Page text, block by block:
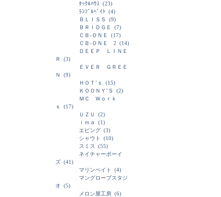
ﾀｯｸﾙﾊｳｽ (23)
ﾗﾝﾌﾞﾙﾍﾞｲﾄ (4)
ＢＬＩＳＳ
(9)
ＢＲＩＤＧＥ
(7)
ＣＢ-ＯＮＥ
(17)
ＣＢ-ＯＮＥ 2 (14)
ＤＥＥＰ ＬＩＮＥ
Ｒ
(3)
ＥＶＥＲ ＧＲＥＥ
Ｎ
(9)
ＨＯＴ’ｓ
(15)
ＫＯＯＮＹ’Ｓ
(2)
ＭＣ Ｗｏｒｋ
ｓ
(17)
ＵＺＵ
(2)
ｉｍａ
(1)
エビング (3)
シャウト
(10)
スミス
(55)
ネイチャーボーイ
ズ (41)
マリンベイト
(4)
マングローブスタジ
オ (5)
メロン屋工房 (6)